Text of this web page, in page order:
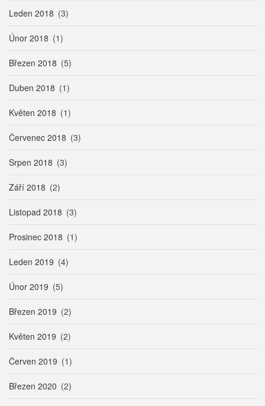
Leden 2018 (3)
Únor 2018 (1)
Březen 2018 (5)
Duben 2018 (1)
Květen 2018 (1)
Červenec 2018 (3)
Srpen 2018 (3)
Září 2018 (2)
Listopad 2018 (3)
Prosinec 2018 (1)
Leden 2019 (4)
Únor 2019 (5)
Březen 2019 (2)
Květen 2019 (2)
Červen 2019 (1)
Březen 2020 (2)